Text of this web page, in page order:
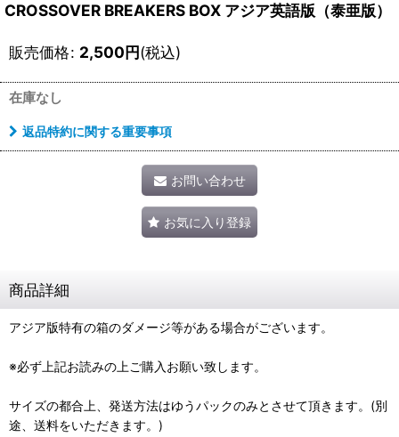
CROSSOVER BREAKERS BOX アジア英語版（泰亜版）
販売価格: 2,500円(税込)
在庫なし
返品特約に関する重要事項
お問い合わせ
お気に入り登録
商品詳細
アジア版特有の箱のダメージ等がある場合がございます。
※必ず上記お読みの上ご購入お願い致します。
サイズの都合上、発送方法はゆうパックのみとさせて頂きます。(別
途、送料をいただきます。)